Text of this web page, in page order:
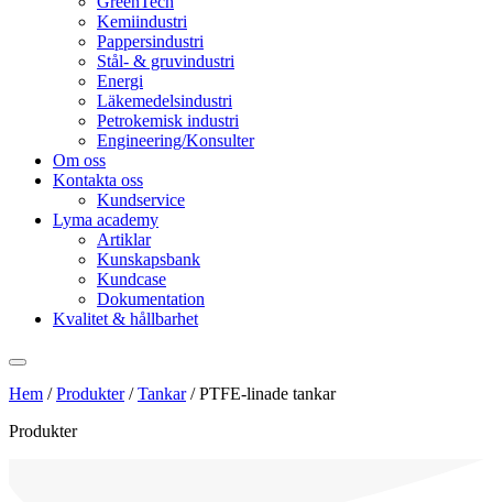
Kemiindustri
Pappersindustri
Stål- & gruvindustri
Energi
Läkemedelsindustri
Petrokemisk industri
Engineering/Konsulter
Om oss
Kontakta oss
Kundservice
Lyma academy
Artiklar
Kunskapsbank
Kundcase
Dokumentation
Kvalitet & hållbarhet
Hem /Produkter/Tankar/PTFE-linade tankar
Produkter